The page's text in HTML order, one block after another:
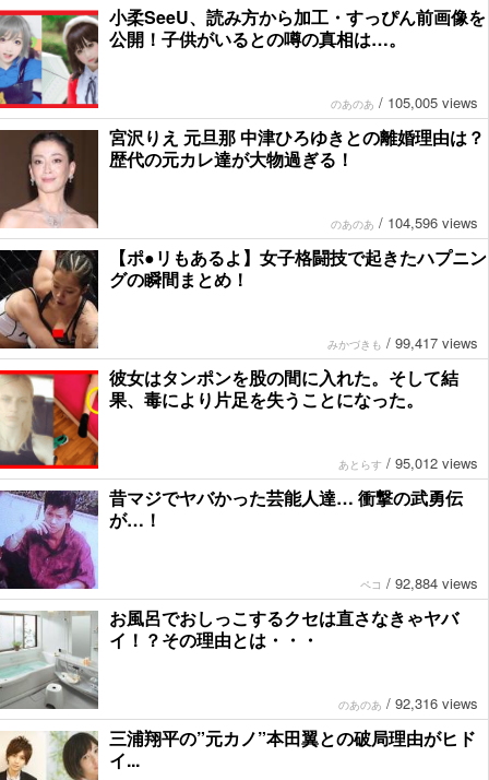
小柔SeeU、読み方から加工・すっぴん前画像を
公開！子供がいるとの噂の真相は…。
のあのあ / 105,005 views
宮沢りえ 元旦那 中津ひろゆきとの離婚理由は？
歴代の元カレ達が大物過ぎる！
のあのあ / 104,596 views
【ポ●リもあるよ】女子格闘技で起きたハプニン
グの瞬間まとめ！
みかづきも / 99,417 views
彼女はタンポンを股の間に入れた。そして結
果、毒により片足を失うことになった。
あとらす / 95,012 views
昔マジでヤバかった芸能人達… 衝撃の武勇伝
が…！
ペコ / 92,884 views
お風呂でおしっこするクセは直さなきゃヤバ
イ！？その理由とは・・・
のあのあ / 92,316 views
三浦翔平の”元カノ”本田翼との破局理由がヒド
イ...